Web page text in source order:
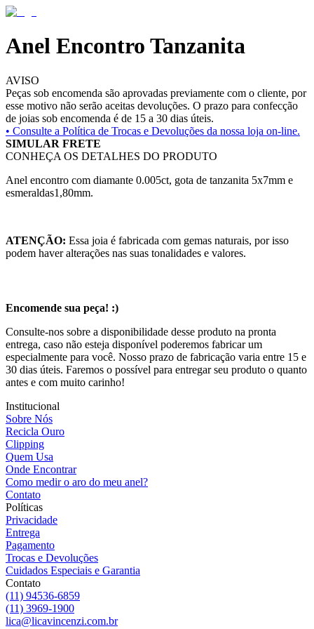
Anel Encontro Tanzanita
AVISO
Peças sob encomenda são aprovadas previamente com o cliente, por
esse motivo não serão aceitas devoluções. O prazo para confecção
de joias sob encomenda é de 15 a 30 dias úteis.
• Consulte a Política de Trocas e Devoluções da nossa loja on-line.
SIMULAR FRETE
CONHEÇA OS DETALHES DO PRODUTO
Anel encontro com diamante 0.005ct, gota de tanzanita 5x7mm e
esmeraldas1,80mm.
ATENÇÃO: Essa joia é fabricada com gemas naturais, por isso
podem haver alterações nas suas tonalidades e valores.
Encomende sua peça! :)
Consulte-nos sobre a disponibilidade desse produto na pronta
entrega, caso não esteja disponível poderemos fabricar um
especialmente para você. Nosso prazo de fabricação varia entre 15 e
30 dias úteis. Faremos o possível para entregar seu produto o quanto
antes e com muito carinho!
Institucional
Sobre Nós
Recicla Ouro
Clipping
Quem Usa
Onde Encontrar
Como medir o aro do meu anel?
Contato
Políticas
Privacidade
Entrega
Pagamento
Trocas e Devoluções
Cuidados Especiais e Garantia
Contato
(11) 94536-6859
(11) 3969-1900
lica@licavincenzi.com.br